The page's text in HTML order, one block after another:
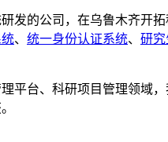
的公司，在乌鲁木齐开拓
、 统一身份认证系统、 研
台、科研项目管理领域，